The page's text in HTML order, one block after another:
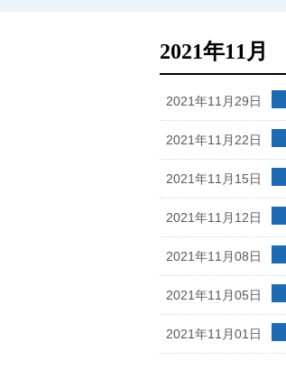
2021年11月
2021年11月29日
2021年11月22日
2021年11月15日
2021年11月12日
2021年11月08日
2021年11月05日
2021年11月01日